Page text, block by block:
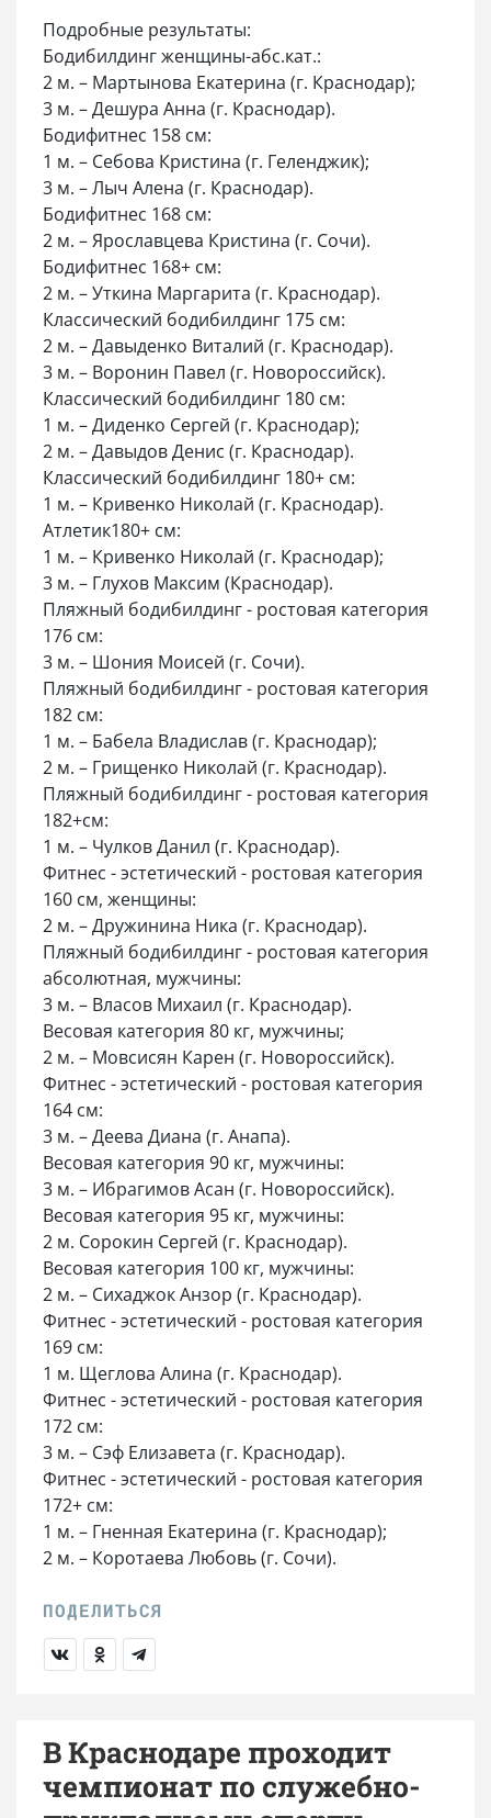
Подробные результаты:
Бодибилдинг женщины-абс.кат.:
2 м. – Мартынова Екатерина (г. Краснодар);
3 м. – Дешура Анна (г. Краснодар).
Бодифитнес 158 см:
1 м. – Себова Кристина (г. Геленджик);
3 м. – Лыч Алена (г. Краснодар).
Бодифитнес 168 см:
2 м. – Ярославцева Кристина (г. Сочи).
Бодифитнес 168+ см:
2 м. – Уткина Маргарита (г. Краснодар).
Классический бодибилдинг 175 см:
2 м. – Давыденко Виталий (г. Краснодар).
3 м. – Воронин Павел (г. Новороссийск).
Классический бодибилдинг 180 см:
1 м. – Диденко Сергей (г. Краснодар);
2 м. – Давыдов Денис (г. Краснодар).
Классический бодибилдинг 180+ см:
1 м. – Кривенко Николай (г. Краснодар).
Атлетик180+ см:
1 м. – Кривенко Николай (г. Краснодар);
3 м. – Глухов Максим (Краснодар).
Пляжный бодибилдинг - ростовая категория
176 см:
3 м. – Шония Моисей (г. Сочи).
Пляжный бодибилдинг - ростовая категория
182 см:
1 м. – Бабела Владислав (г. Краснодар);
2 м. – Грищенко Николай (г. Краснодар).
Пляжный бодибилдинг - ростовая категория
182+см:
1 м. – Чулков Данил (г. Краснодар).
Фитнес - эстетический - ростовая категория
160 см, женщины:
2 м. – Дружинина Ника (г. Краснодар).
Пляжный бодибилдинг - ростовая категория
абсолютная, мужчины:
3 м. – Власов Михаил (г. Краснодар).
Весовая категория 80 кг, мужчины;
2 м. – Мовсисян Карен (г. Новороссийск).
Фитнес - эстетический - ростовая категория
164 см:
3 м. – Деева Диана (г. Анапа).
Весовая категория 90 кг, мужчины:
3 м. – Ибрагимов Асан (г. Новороссийск).
Весовая категория 95 кг, мужчины:
2 м. Сорокин Сергей (г. Краснодар).
Весовая категория 100 кг, мужчины:
2 м. – Сихаджок Анзор (г. Краснодар).
Фитнес - эстетический - ростовая категория
169 см:
1 м. Щеглова Алина (г. Краснодар).
Фитнес - эстетический - ростовая категория
172 см:
3 м. – Сэф Елизавета (г. Краснодар).
Фитнес - эстетический - ростовая категория
172+ см:
1 м. – Гненная Екатерина (г. Краснодар);
2 м. – Коротаева Любовь (г. Сочи).
В Краснодаре проходит
чемпионат по служебно-